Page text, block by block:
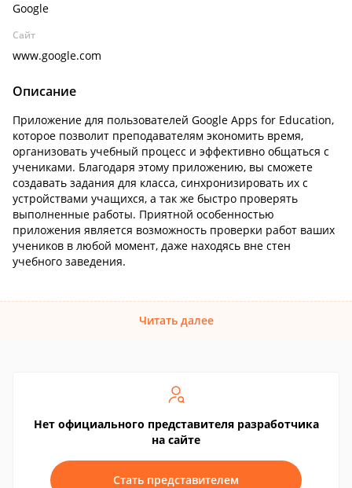
Google
Сайт
www.google.com
Описание
Приложение для пользователей Google Apps for Education,
которое позволит преподавателям экономить время,
организовать учебный процесс и эффективно общаться с
учениками. Благодаря этому приложению, вы сможете
создавать задания для класса, синхронизировать их с
устройствами учащихся, а так же быстро проверять
выполненные работы. Приятной особенностью
приложения является возможность проверки работ ваших
учеников в любой момент, даже находясь вне стен
учебного заведения.
Читать далее
Нет официального представителя разработчика
на сайте
Стать представителем